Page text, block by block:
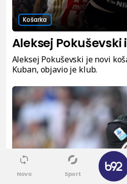
Košarka
Aleksej
Aleksej Pokuševski je novi
Kuban, objavio je klub.
Novo Sport
✕